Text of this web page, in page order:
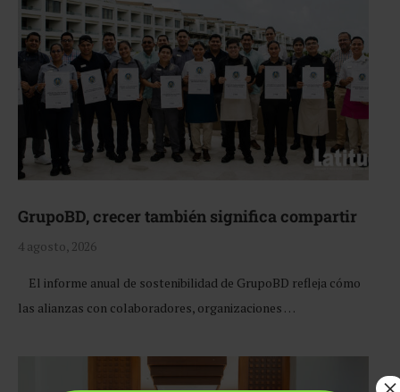
GrupoBD, crecer también significa compartir
4 agosto, 2026
El informe anual de sostenibilidad de GrupoBD refleja cómo
las alianzas con colaboradores, organizaciones …